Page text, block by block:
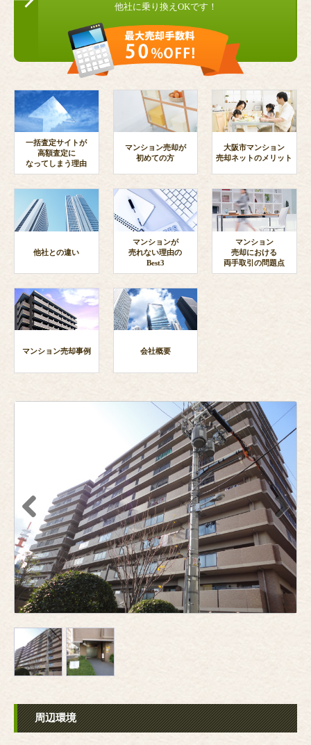
他社に乗り換えOKです！
一括査定サイトが
高額査定に
なってしまう理由
マンション売却が
初めての方
大阪市マンション
売却ネットのメリット
他社との違い
マンションが
売れない理由の
Best3
マンション
売却における
両手取引の問題点
マンション売却事例 会社概要
Previous Next
周辺環境